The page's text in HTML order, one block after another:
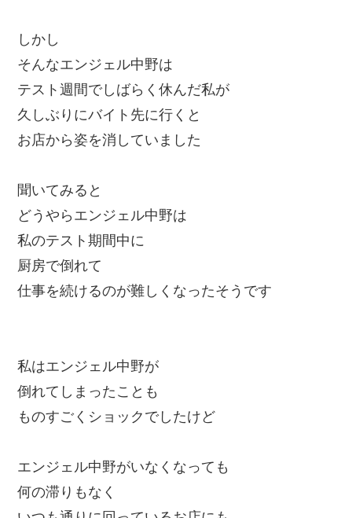
しかし
そんなエンジェル中野は
テスト週間でしばらく休んだ私が
久しぶりにバイト先に行くと
お店から姿を消していました
聞いてみると
どうやらエンジェル中野は
私のテスト期間中に
厨房で倒れて
仕事を続けるのが難しくなったそうです
私はエンジェル中野が
倒れてしまったことも
ものすごくショックでしたけど
エンジェル中野がいなくなっても
何の滞りもなく